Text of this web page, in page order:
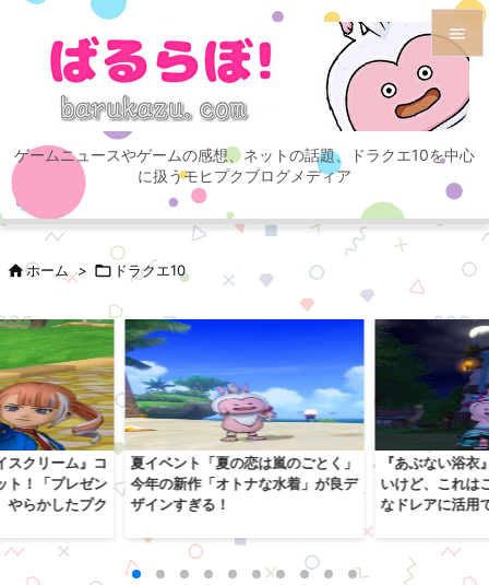
ゲームニュースやゲームの感想、ネットの話題、ドラクエ10を中心
に扱うモヒプクブログメディア

メニュ

サイド

次へ
検索
ホーム >  ドラクエ10
スクリーム』コ
ト！「プレゼン
やらかしたプク
夏イベント「夏の恋は嵐のごとく」
今年の新作「オトナな水着」が良デ
ザインすぎる！
『あぶない浴
いけど、これは
なドレアに活用